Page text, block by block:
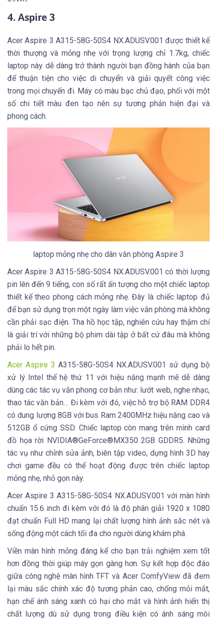
4. Aspire 3
Acer Aspire 3 A315-58G-50S4 NX.ADUSV.001 được thiết kế
thời thượng và mỏng nhẹ với trọng lượng chỉ 1.7kg, chiếc
laptop này dễ dàng trở thành người bạn đồng hành của bạn
để thuận tiện cho việc di chuyển và giải quyết công việc
trong mọi chuyến đi. Máy có màu bạc chủ đạo, phối với một
số chi tiết màu đen tạo nên sự tương phản hiện đại và
phong cách.
laptop mỏng nhẹ cho dân văn phòng Aspire 3
Acer Aspire 3 A315-58G-50S4 NX.ADUSV.001 có thời lượng
pin lên đến 9 tiếng, con số rất ấn tượng cho một chiếc laptop
thiết kế theo phong cách mỏng nhẹ. Đây là chiếc laptop đủ
để bạn sử dụng trọn một ngày làm việc văn phòng mà không
cần phải sạc điện. Tha hồ học tập, nghiên cứu hay thậm chí
là giải trí với những bộ phim dài tập ở bất cứ đâu mà không
phải lo hết pin.
Acer Aspire 3 A315-58G-50S4 NX.ADUSV.001 sử dụng bộ
xử lý Intel thế hệ thứ 11 với hiệu năng mạnh mẽ dễ dàng
dùng các tác vụ văn phong cơ bản như: lướt web, nghe nhạc,
thao tác văn bản… Đi kèm với đó, việc hỗ trợ bộ RAM DDR4
có dung lượng 8GB với bus Ram 2400MHz hiệu năng cao và
512GB ổ cứng SSD. Chiếc laptop còn mang trên mình card
đồ họa rời NVIDIA®GeForce®MX350 2GB GDDR5. Những
tác vụ như chỉnh sửa ảnh, biên tập video, dựng hình 3D hay
chơi game đều có thể hoạt động được trên chiếc laptop
mỏng nhẹ, nhỏ gọn này.
Acer Aspire 3 A315-58G-50S4 NX.ADUSV.001 với màn hình
chuẩn 15.6 inch đi kèm với đó là độ phân giải 1920 x 1080
đạt chuẩn Full HD mang lại chất lượng hình ảnh sắc nét và
sống động một cách tối đa cho người dùng khám phá.
Viền màn hình mỏng đáng kể cho bạn trải nghiệm xem tốt
hơn đồng thời giúp máy gọn gàng hơn. Sự kết hợp độc đáo
giữa công nghệ màn hình TFT và Acer ComfyView đã đem
lại màu sắc chính xác độ tương phản cao, chống mỏi mắt,
hạn chế ánh sáng xanh có hại cho mắt và hình ảnh hiển thị
chất lượng dù sử dụng trong điều kiện có ánh sáng môi